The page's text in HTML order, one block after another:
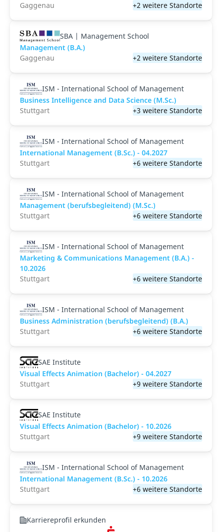
Gaggenau
+2 weitere Standorte
SBA | Management School
Management (B.A.)
Gaggenau
+2 weitere Standorte
ISM - International School of Management
Business Intelligence and Data Science (M.Sc.)
Stuttgart
+3 weitere Standorte
ISM - International School of Management
International Management (B.Sc.) - 04.2027
Stuttgart
+6 weitere Standorte
ISM - International School of Management
Management (berufsbegleitend) (M.Sc.)
Stuttgart
+6 weitere Standorte
ISM - International School of Management
Marketing & Communications Management (B.A.) -
10.2026
Stuttgart
+6 weitere Standorte
ISM - International School of Management
Business Administration (berufsbegleitend) (B.A.)
Stuttgart
+6 weitere Standorte
SAE Institute
Visual Effects Animation (Bachelor) - 04.2027
Stuttgart
+9 weitere Standorte
SAE Institute
Visual Effects Animation (Bachelor) - 10.2026
Stuttgart
+9 weitere Standorte
ISM - International School of Management
International Management (B.Sc.) - 10.2026
Stuttgart
+6 weitere Standorte
Karriereprofil erkunden